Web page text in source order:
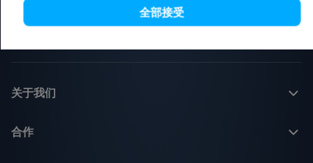
Minsk - Vilnius
Minsk - Warszawa
关于我们
合作
全部接受